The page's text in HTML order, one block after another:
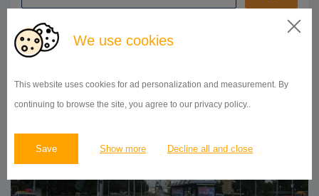
We use cookies
This website uses cookies for ad personalization and measurement. By
continuing to browse the site, you agree to our privacy policy..
Save Show more Decline all and close
CLV